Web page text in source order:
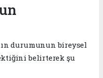
durumunun bireysel
belirterek şu